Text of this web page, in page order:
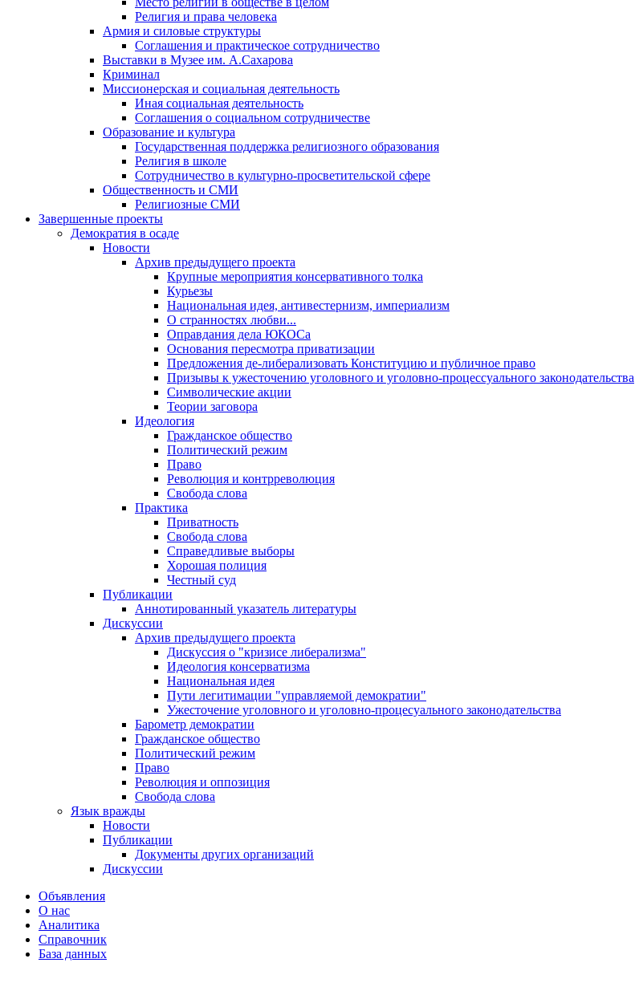
Религия и права человека
Армия и силовые структуры
Соглашения и практическое сотрудничество
Выставки в Музее им. А.Сахарова
Криминал
Миссионерская и социальная деятельность
Иная социальная деятельность
Соглашения о социальном сотрудничестве
Образование и культура
Государственная поддержка религиозного образования
Религия в школе
Сотрудничество в культурно-просветительской сфере
Общественность и СМИ
Религиозные СМИ
Завершенные проекты
Демократия в осаде
Новости
Архив предыдущего проекта
Крупные мероприятия консервативного толка
Курьезы
Национальная идея, антивестернизм, империализм
О странностях любви...
Оправдания дела ЮКОСа
Основания пересмотра приватизации
Предложения де-либерализовать Конституцию и публичное право
Призывы к ужесточению уголовного и уголовно-процессуального законодательства
Символические акции
Теории заговора
Идеология
Гражданское общество
Политический режим
Право
Революция и контрреволюция
Свобода слова
Практика
Приватность
Свобода слова
Справедливые выборы
Хорошая полиция
Честный суд
Публикации
Аннотированный указатель литературы
Дискуссии
Архив предыдущего проекта
Дискуссия о "кризисе либерализма"
Идеология консерватизма
Национальная идея
Пути легитимации "управляемой демократии"
Ужесточение уголовного и уголовно-процесуального законодательства
Барометр демократии
Гражданское общество
Политический режим
Право
Революция и оппозиция
Свобода слова
Язык вражды
Новости
Публикации
Документы других организаций
Дискуссии
Объявления
О нас
Аналитика
Справочник
База данных